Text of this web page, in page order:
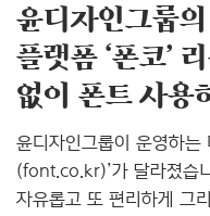
윤디자인그룹
플랫폼 ‘폰코’
없이 폰트 사용
윤디자인그룹이 운영하는
(font.co.kr)’가 달라졌습
자유롭고 또 편리하게 그